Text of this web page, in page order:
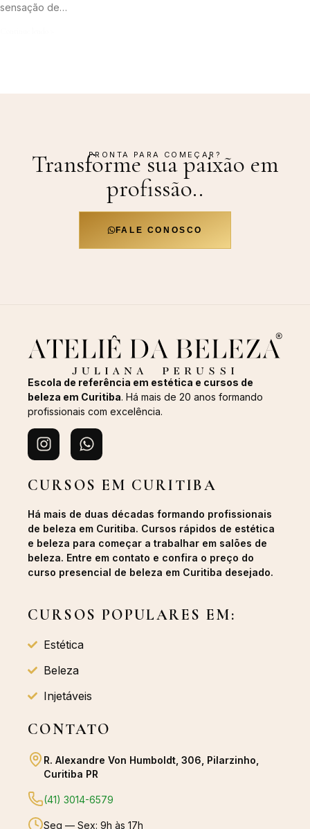
sensação de…
PRONTA PARA COMEÇAR?
Transforme sua paixão em
profissão..
FALE CONOSCO
Escola de referência em estética e cursos de
beleza em Curitiba. Há mais de 20 anos formando
profissionais com excelência.
CURSOS EM CURITIBA
Há mais de duas décadas formando profissionais
de beleza em Curitiba. Cursos rápidos de estética
e beleza para começar a trabalhar em salões de
beleza. Entre em contato e confira o preço do
curso presencial de beleza em Curitiba desejado.
CURSOS POPULARES EM:
Estética
Beleza
Injetáveis
CONTATO
R. Alexandre Von Humboldt, 306, Pilarzinho,
Curitiba PR
(41) 3014-6579
Seg — Sex: 9h às 17h